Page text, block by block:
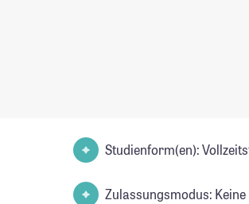
Studienform(en):
Zulassungsmodus: Keine